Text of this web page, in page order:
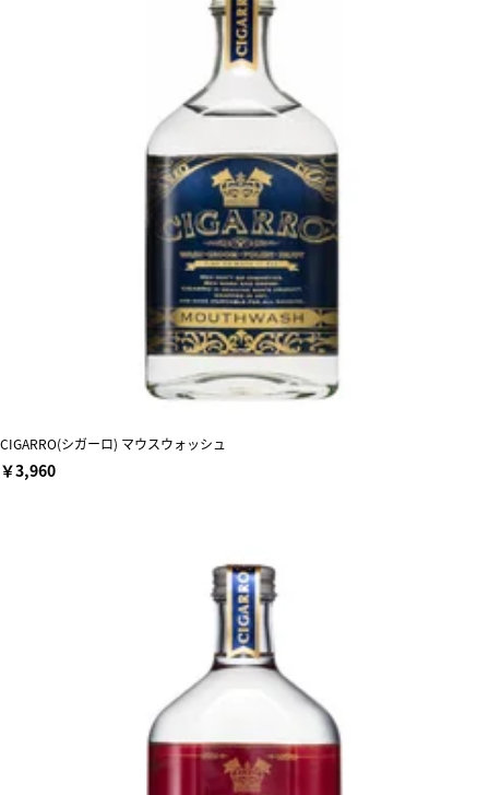
CIGARRO(シガーロ) マウスウォッシュ
￥3,960